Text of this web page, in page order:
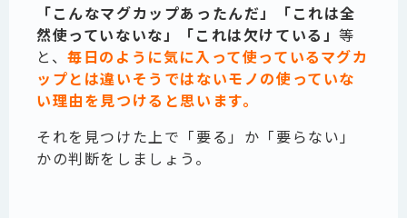
「こんなマグカップあったんだ」「これは全
然使っていないな」「これは欠けている」等
と、毎日のように気に入って使っているマグカ
ップとは違いそうではないモノの使っていな
い理由を見つけると思います。
それを見つけた上で「要る」か「要らない」
かの判断をしましょう。